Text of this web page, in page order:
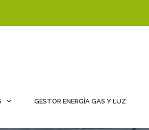
GESTOR ENERGÍA GAS Y LUZ